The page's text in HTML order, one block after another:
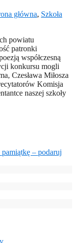
główna, Szkoła
powiatu
patronki
współczesną
konkursu mogli
Czesława Miłosza
Komisja
naszej szkoły
– podaruj